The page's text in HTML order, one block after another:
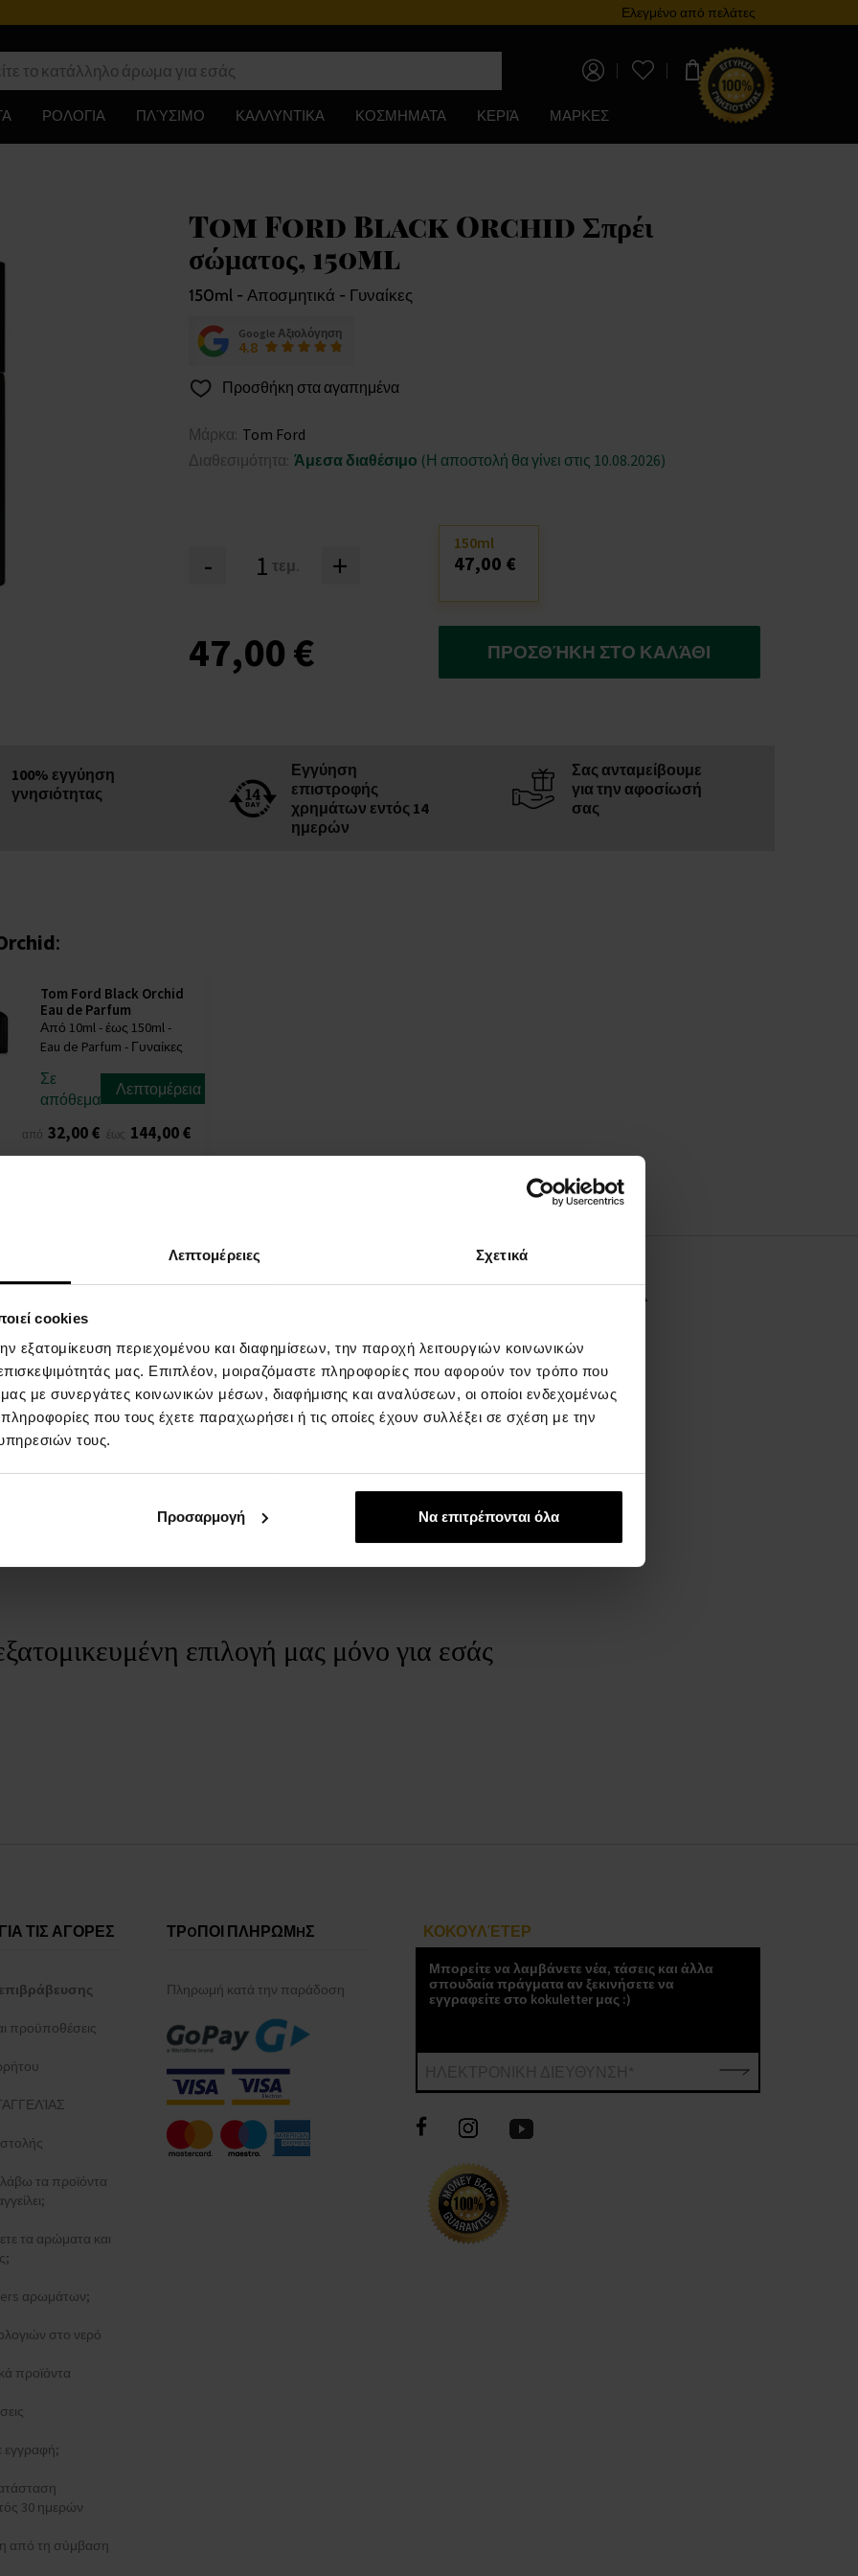
Λεπτομέρειες Σχετικά
cookies
εξατομίκευση περιεχομένου και διαφημίσεων, την παροχή λειτουργιών κοινωνικών
μας. Επιπλέον, μοιραζόμαστε πληροφορίες που αφορούν τον τρόπο που
μας με συνεργάτες κοινωνικών μέσων, διαφήμισης και αναλύσεων, οι οποίοι ενδεχομένως
που τους έχετε παραχωρήσει ή τις οποίες έχουν συλλέξει σε σχέση με την
τους.
Προσαρμογή Να επιτρέπονται όλα
Πρόγραμμα επιβράβευσηςΕλεγμένο από πελάτες
0,00 €
ΡΟΛΟΓΙΑ ΠΛΎΣΙΜΟ ΚΑΛΛΥΝΤΙΚΑ ΚΟΣΜΗΜΑΤΑ ΚΕΡΙΆ ΜΑΡΚΕΣ
Tom Ford Black Orchid Σπρέι
σώματος, 150ml
150ml - Αποσμητικά - Γυναίκες
Google Αξιολόγηση
4.8
Προσθήκη στα αγαπημένα
Μάρκα: Tom Ford
Διαθεσιμότητα: Άμεσα διαθέσιμο (Η αποστολή θα γίνει στις 10.08.2026)
- τεμ. +
150ml
47,00 €
47,00 € ΠΡΟΣΘΉΚΗ ΣΤΟ ΚΑΛΆΘΙ
100% εγγύηση
γνησιότητας
Εγγύηση
επιστροφής
χρημάτων εντός 14
ημερών
Σας ανταμείβουμε
για την αφοσίωσή
σας
:
Tom Ford Black Orchid
Eau de Parfum
Από 10ml - έως 150ml -
Eau de Parfum - Γυναίκες
Σε
απόθεμα
Λεπτομέρεια
από 32,00 € έως 144,00 €
ΛΕΠΤΟΜΈΡΙΕΣ
ΦΥΛΟ:
Μάρκα: Tom Ford
Αρωματικό συστατικό - κεφαλή: ύτανο, υλάνγκ-
υλάνγκ, σταφίδες, περγαμότο
Αρωματικό συστατικό - βάση:
σανταλόξυλο, βανίλια, θυμίαμα, πατσουλί
Συστατικό αρώματος - καρδιά:
φρουτώδεις νότες,
Τύπος αρώματος: ανατολίτικη, λουλουδένια
ΣΧΕΤΙΚΆ ΜΕ ΤΗ ΜΆΡΚΑ
Estée Lauder Inc.
www.tomford.com
επιλογή μας μόνο για εσάς
ΤΙΣ ΑΓΟΡΕΣ
προϋποθέσεις
τα προϊόντα
τα αρώματα και
αρωμάτων;
στο νερό
προϊόντα
εγγραφή;
30 ημερών
από τη σύμβαση
ΤΡOΠΟΙ ΠΛΗΡΩΜHΣ
Πληρωμή κατά την παράδοση
ΚΟΚΟΥΛΈΤΕΡ
Μπορείτε να λαμβάνετε νέα, τάσεις και άλλα
σπουδαία πράγματα αν ξεκινήσετε να
εγγραφείτε στο kokuletter μας :)